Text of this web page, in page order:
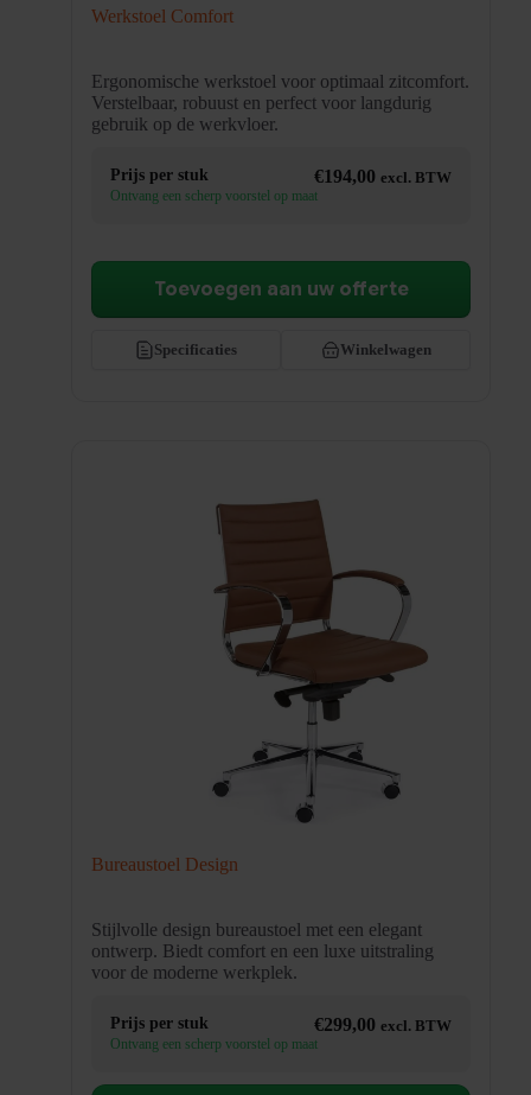
Werkstoel Comfort
Ergonomische werkstoel voor optimaal zitcomfort.
Verstelbaar, robuust en perfect voor langdurig
gebruik op de werkvloer.
Prijs per stuk €194,00 excl. BTW
Ontvang een scherp voorstel op maat
Specificaties Winkelwagen
Toevoegen aan uw offerte
Bureaustoel Design
Stijlvolle design bureaustoel met een elegant
ontwerp. Biedt comfort en een luxe uitstraling
voor de moderne werkplek.
Prijs per stuk €299,00 excl. BTW
Ontvang een scherp voorstel op maat